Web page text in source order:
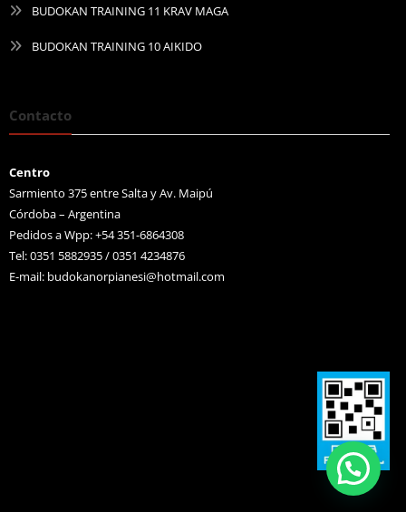
BUDOKAN TRAINING 11 KRAV MAGA
BUDOKAN TRAINING 10 AIKIDO
Contacto
Centro
Sarmiento 375 entre Salta y Av. Maipú
Córdoba – Argentina
Pedidos a Wpp: +54 351-6864308
Tel: 0351 5882935 / 0351 4234876
E-mail: budokanorpianesi@hotmail.com